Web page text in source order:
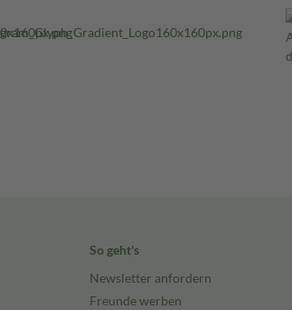
So geht's
Newsletter anfordern
Freunde werben